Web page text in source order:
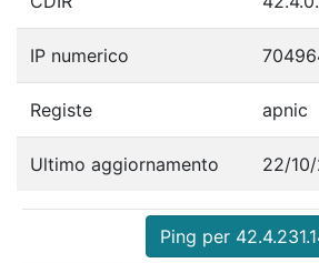
IP numerico
Registe apnic
Ultimo aggiornamento 22/
Ping per